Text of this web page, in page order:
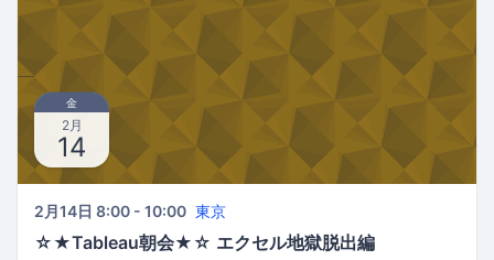
金
2月
14
2月14日 8:00 - 10:00 東京
☆★Tableau朝会★☆ エクセル地獄脱出編